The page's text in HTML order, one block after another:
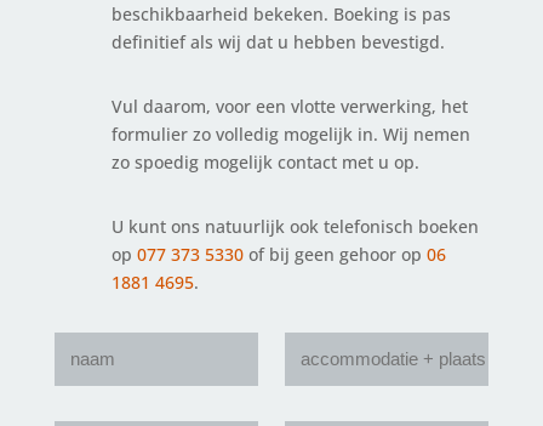
beschikbaarheid bekeken. Boeking is pas
definitief als wij dat u hebben bevestigd.
Vul daarom, voor een vlotte verwerking, het
formulier zo volledig mogelijk in. Wij nemen
zo spoedig mogelijk contact met u op.
U kunt ons natuurlijk ook telefonisch boeken
op 077 373 5330of bij geen gehoor op 06
1881 4695.